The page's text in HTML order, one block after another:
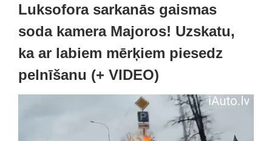
Luksofora sarkanās gaismas
soda kamera Majoros! Uzskatu,
ka ar labiem mērķiem piesedz
pelnīšanu (+ VIDEO)